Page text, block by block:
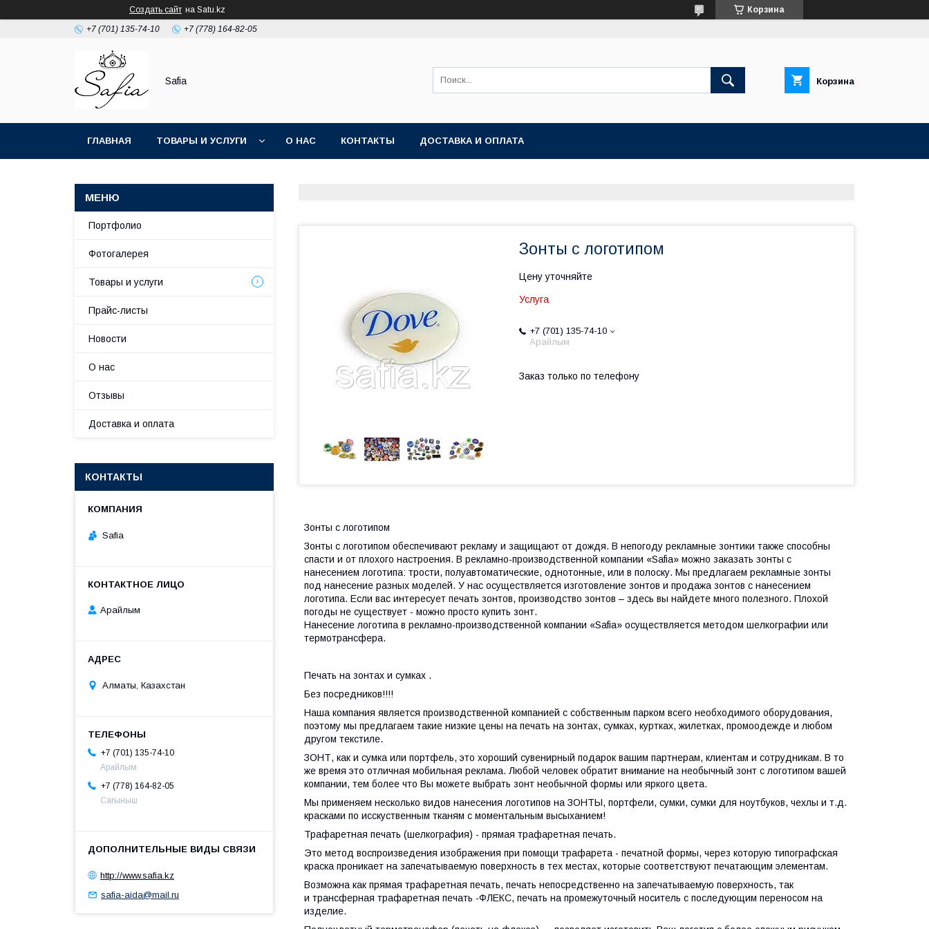
Создать сайт на Satu.kz Корзина
+7 (701) 135-74-10 +7 (778) 164-82-05
Safia Корзина
ГЛАВНАЯ ТОВАРЫ И УСЛУГИ О НАС КОНТАКТЫ ДОСТАВКА И ОПЛАТА
Зонты с логотипом
Цену уточняйте
Услуга
+7 (701) 135-74-10
Арайлым
Заказ только по телефону
Зонты с логотипом
Зонты с логотипом обеспечивают рекламу и защищают от дождя. В непогоду рекламные зонтики также способны
спасти и от плохого настроения. В рекламно-производственной компании «Safia» можно заказать зонты с
нанесением логотипа: трости, полуавтоматические, однотонные, или в полоску. Мы предлагаем рекламные зонты
под нанесение разных моделей. У нас осуществляется изготовление зонтов и продажа зонтов с нанесением
логотипа. Если вас интересует печать зонтов, производство зонтов – здесь вы найдете много полезного. Плохой
погоды не существует - можно просто купить зонт.
Нанесение логотипа в рекламно-производственной компании «Safia» осуществляется методом шелкографии или
термотрансфера.
Печать на зонтах и сумках .
Без посредников!!!!
Наша компания является производственной компанией с собственным парком всего необходимого оборудования,
поэтому мы предлагаем такие низкие цены на печать на зонтах, сумках, куртках, жилетках, промоодежде и любом
другом текстиле.
ЗОНТ, как и сумка или портфель, это хороший сувенирный подарок вашим партнерам, клиентам и сотрудникам. В то
же время это отличная мобильная реклама. Любой человек обратит внимание на необычный зонт с логотипом вашей
компании, тем более что Вы можете выбрать зонт необычной формы или яркого цвета.
Мы применяем несколько видов нанесения логотипов на ЗОНТЫ, портфели, сумки, сумки для ноутбуков, чехлы и т.д.
красками по исскуственным тканям с моментальным высыханием!
Трафаретная печать (шелкография) - прямая трафаретная печать.
Это метод воспроизведения изображения при помощи трафарета - печатной формы, через которую типографская
краска проникает на запечатываемую поверхность в тех местах, которые соответствуют печатающим элементам.
Возможна как прямая трафаретная печать, печать непосредственно на запечатываемую поверхность, так
и трансферная трафаретная печать -ФЛЕКС, печать на промежуточный носитель с последующим переносом на
изделие.
Портфолио
Фотогалерея
Товары и услуги
Прайс-листы
Новости
О нас
Отзывы
Доставка и оплата
КОНТАКТЫ
Safia
Арайлым
Алматы, Казахстан
+7 (701) 135-74-10
Арайлым
+7 (778) 164-82-05
Сагыныш
http://www.safia.kz
safia-aida@mail.ru